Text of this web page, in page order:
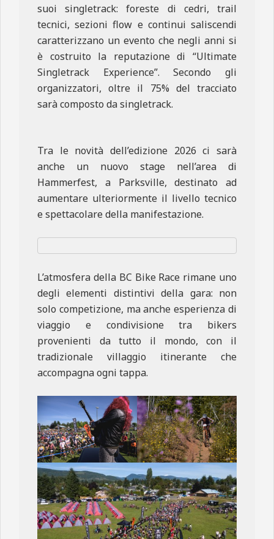
suoi singletrack: foreste di cedri, trail
tecnici, sezioni flow e continui saliscendi
caratterizzano un evento che negli anni si
è costruito la reputazione di “Ultimate
Singletrack Experience”. Secondo gli
organizzatori, oltre il 75% del tracciato
sarà composto da singletrack.
Tra le novità dell’edizione 2026 ci sarà
anche un nuovo stage nell’area di
Hammerfest, a Parksville, destinato ad
aumentare ulteriormente il livello tecnico
e spettacolare della manifestazione.
L’atmosfera della BC Bike Race rimane uno
degli elementi distintivi della gara: non
solo competizione, ma anche esperienza di
viaggio e condivisione tra bikers
provenienti da tutto il mondo, con il
tradizionale villaggio itinerante che
accompagna ogni tappa.